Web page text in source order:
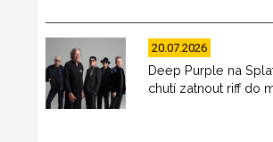
20.07.2026
Deep Purple na
chutí zatnout riff do